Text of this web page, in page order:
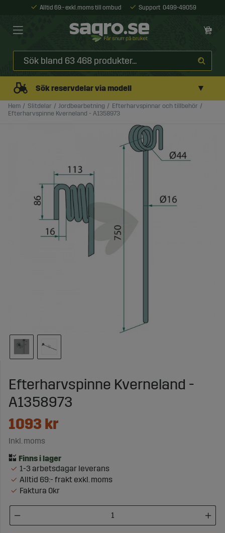
Alltid 69:- exkl. moms till ombud Support 0499-49059
Sök reservdelar via modell ▼
Hem Slitdelar Jordbearbetning
Efterharvspinnar och tillbehör
Efterharvspinne Kverneland - A1358973
Efterharvspinne Kverneland -
A1358973
1093 kr
Inkl. moms
1-3 arbetsdagar leverans
Alltid 69:- frakt exkl. moms
Faktura 0kr